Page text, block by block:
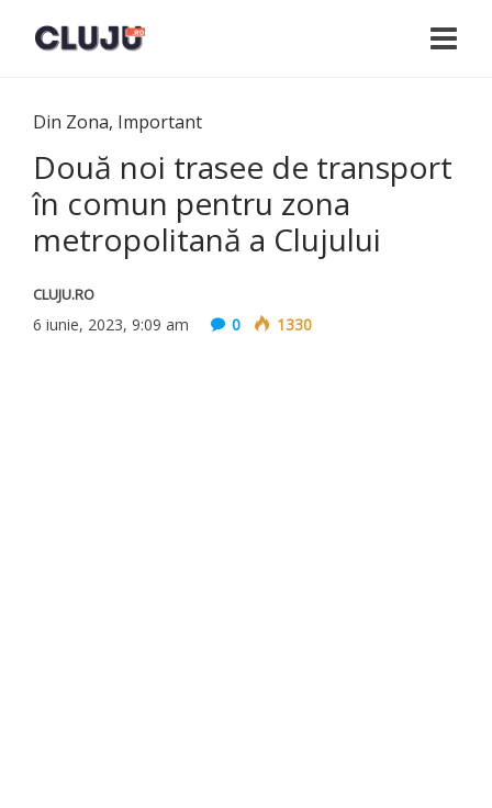
Din Zona, Important
Două noi trasee de transport
în comun pentru zona
metropolitană a Clujului
CLUJU.RO
6 iunie, 2023, 9:09 am 0 1330